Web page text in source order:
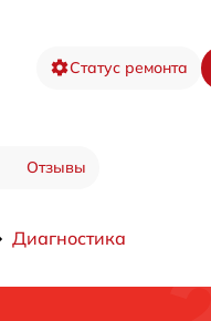
Статус ремонта
Отзывы
Диагностика